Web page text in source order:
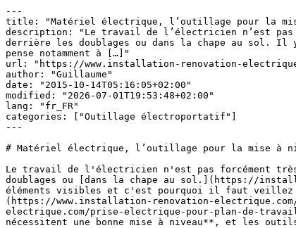
---
title: "Matériel électrique, l’outillage pour la
description: "Le travail de l’électricien n’est pas
derrière les doublages ou dans la chape au sol.
pense notamment à […]"
url: "https://www.installation-renovation-
author: "Guillaume"
date: "2015-10-14T05:16:05+02:00"
modified: "2026-07-01T19:53:48+02:00"
lang: "fr_FR"
categories: ["Outillage électroportatif"]
---
# Matériel électrique, l’outillage pour la mise à
Le travail de l'électricien n'est pas forcément
doublages ou [dans la chape au sol.](https://
éléments visibles et c'est pourquoi il faut veillez
(https://www.installation-renovation-
electrique.com/prise-electrique-pour-plan-de-
nécessitent une bonne mise à niveau**, et les